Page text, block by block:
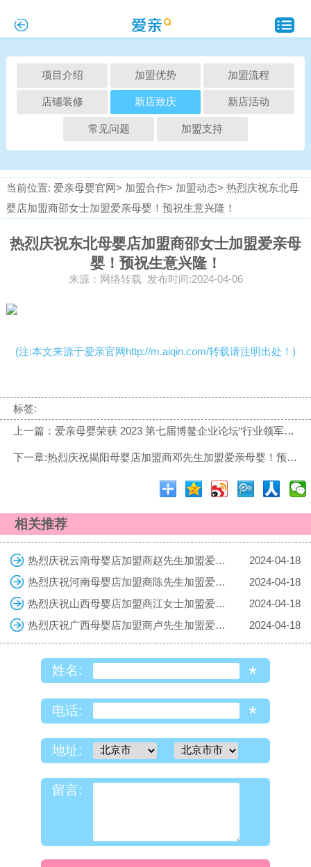
项目介绍 加盟优势 加盟流程
店铺装修 新店致庆 新店活动
常见问题 加盟支持
当前位置: 爱亲母婴官网> 加盟合作> 加盟动态> 热烈庆祝东北母
婴店加盟商邵女士加盟爱亲母婴！预祝生意兴隆！
热烈庆祝东北母婴店加盟商邵女士加盟爱亲母
婴！预祝生意兴隆！
来源：网络转载 发布时间:2024-04-06
(注:本文来源于爱亲官网http://m.aiqin.com/转载请注明出处！)
标签:
上一篇：爱亲母婴荣获 2023 第七届博鳌企业论坛“行业领军企业”称号
下一章:热烈庆祝揭阳母婴店加盟商邓先生加盟爱亲母婴！预祝生意兴隆！
相关推荐
热烈庆祝云南母婴店加盟商赵先生加盟爱亲母婴！预祝生意兴隆！
2024-04-18
热烈庆祝河南母婴店加盟商陈先生加盟爱亲母婴！预祝生意兴隆！
2024-04-18
热烈庆祝山西母婴店加盟商江女士加盟爱亲母婴！预祝生意兴隆！
2024-04-18
热烈庆祝广西母婴店加盟商卢先生加盟爱亲母婴！预祝生意兴隆！
2024-04-18
姓名: *
电话: *
地址:
留言: